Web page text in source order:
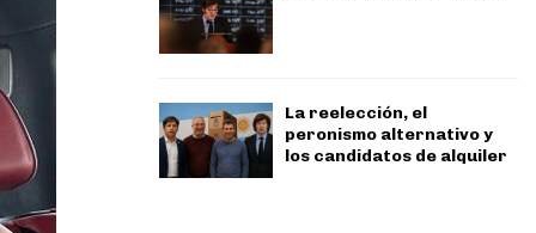
La reelección, el
peronismo alternativo y
los candidatos de alquiler